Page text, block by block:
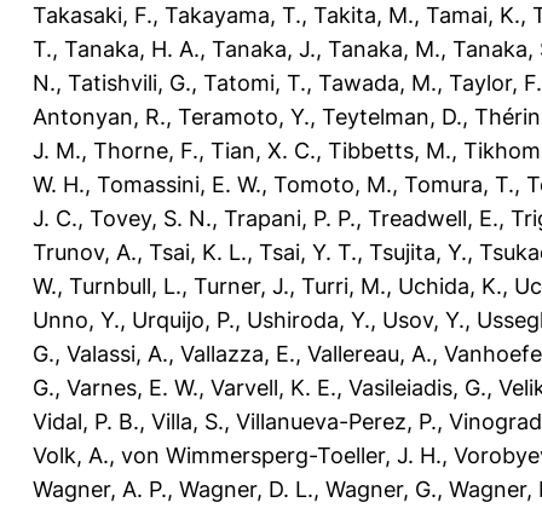
Takasaki, F., Takayama, T., Takita, M., Tamai, K.,
T., Tanaka, H. A., Tanaka, J., Tanaka, M., Tanaka,
N., Tatishvili, G., Tatomi, T., Tawada, M., Taylor, F.
Antonyan, R., Teramoto, Y., Teytelman, D.,
J. M., Thorne, F., Tian, X. C., Tibbetts, M.,
W. H., Tomassini, E. W., Tomoto, M., Tomura, T.,
J. C., Tovey, S. N., Trapani, P. P., Treadwell, E.,
Trunov, A., Tsai, K. L., Tsai, Y. T., Tsujita, Y.,
W., Turnbull, L., Turner, J., Turri, M., Uchida, K.,
Unno, Y., Urquijo, P., Ushiroda, Y., Usov, Y.,
G., Valassi, A., Vallazza, E., Vallereau, A.,
G., Varnes, E. W., Varvell, K. E., Vasileiadis, G.,
Vidal, P. B., Villa, S., Villanueva-Perez, P.,
Volk, A., von Wimmersperg-Toeller, J. H.,
Wagner, A. P., Wagner, D. L., Wagner, G., Wagner,